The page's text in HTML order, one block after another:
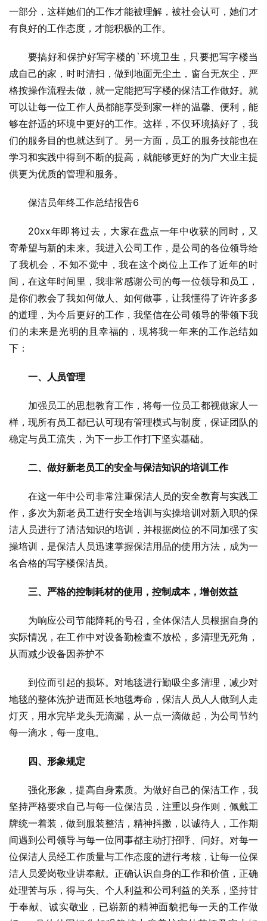
一部分，这样她们的工作才能被理解，被社会认可，她们才
有良好的工作态度，才能积极的工作。
要搞好和保护好写字楼的`环境卫生，只要把写字楼当
成自己的家，时时清扫，做到地面无尘土，窗台无灰尘，严
格按操作流程去做，就一定能把写字楼的保洁工作做好。就
可以让每一位工作人员都能享受到家一样的温馨、便利，能
够在舒适的环境中更好的工作。这样，不仅环境搞好了，我
们的服务目的也就达到了。另一方面，员工的服务技能也在
学习和实践中得到不断的提高，就能够更好的为广大业主提
供更为优质的管理和服务。
保洁员年终工作总结报告6
20xx年即将过去，大家在盘点一年中收获的同时，又
寄希望与新的未来。我进入公司工作，是公司的各位领导给
了我机会，不知不觉中，我在这个岗位上工作了近年的时
间，在这年时间里，我非常感谢公司的每一位领导和员工，
是你们教会了我如何做人、如何做事，让我懂得了许许多多
的道理，为今后更好的工作，我坚信在公司领导的带领下我
们的未来是光明的且幸福的，现将我一年来的工作总结如
下：
一、人员管理
加强员工的思想教育工作，将每一位员工都视做家人一
样，现所有员工都已认可现有管理模式与制度，保证团队的
稳定与员工流失，为下一步工作打下坚实基础。
二、做好新老员工的安全与保洁知识的培训工作
在这一年中公司非常注重保洁人员的安全教育与实践工
作，多次为新老员工进行安全培训与实操培训对新入职的保
洁人员进行了清洁知识的培训，并根据岗位的不同加强了实
操培训，是保洁人员迅速掌握保洁用品的使用方法，成为一
名合格的写字楼保洁员。
三、严格的控制耗材的使用，控制成本，增创效益
为响应公司节能降耗的号召，全体保洁人员根据自身的
实际情况，在工作中对设备勤检查不放松，多清理无死角，
从而减少设备因养护不
到位而引起的损坏。对地毯进行勤吸尘多清理，减少对
地毯的整体洗护进而延长地毯寿命，保洁人员人人做到人走
灯灭，用水完毕龙头无滴漏，从一点一滴做起，为公司节约
每一滴水，每一度电。
四、形象规定
强化形象，提高自身素质。为做好自己的保洁工作，我
坚持严格要求自己与每一位保洁员，注重以身作则，佩戴工
牌统一着装，做到服装整洁，精神抖擞，以诚待人，工作期
间遇到公司领导与每一位同事都主动打招呼、问好。对每一
位保洁人员经工作质量与工作态度的进行考核，让每一位保
洁人员爱岗敬业讲奉献。正确认识自身的工作和价值，正确
处理苦与乐，得与失、个人利益和公司利益的关系，坚持甘
于奉献、诚实敬业，已崭新的精神面貌把每一天的工作做